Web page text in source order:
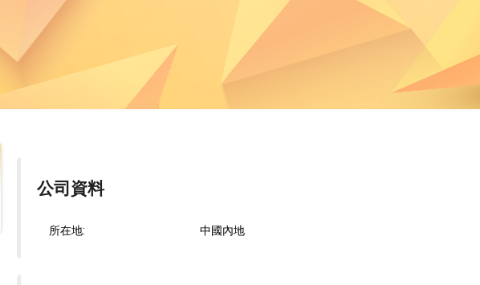
公司資料
所在地: 中國內地